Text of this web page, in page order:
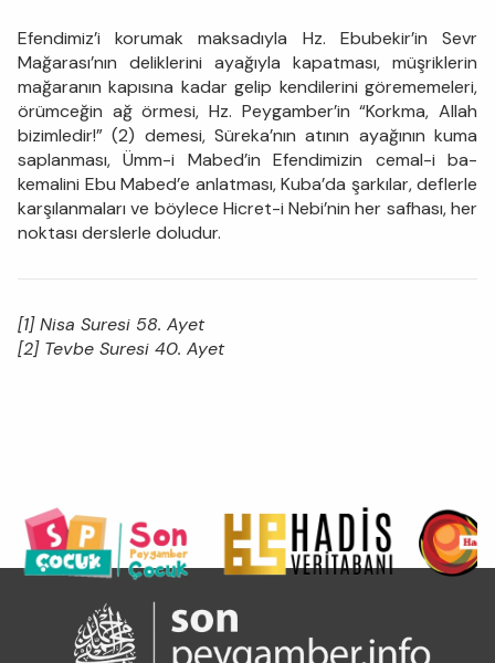
Efendimiz’i korumak maksadıyla Hz. Ebubekir’in Sevr
Mağarası’nın deliklerini ayağıyla kapatması, müşriklerin
mağaranın kapısına kadar gelip kendilerini görememeleri,
örümceğin ağ örmesi, Hz. Peygamber’in “Korkma, Allah
bizimledir!” (2) demesi, Süreka’nın atının ayağının kuma
saplanması, Ümm-i Mabed’in Efendimizin cemal-i ba-
kemalini Ebu Mabed’e anlatması, Kuba’da şarkılar, deflerle
karşılanmaları ve böylece Hicret-i Nebi’nin her safhası, her
noktası derslerle doludur.
[1] Nisa Suresi 58. Ayet
[2] Tevbe Suresi 40. Ayet